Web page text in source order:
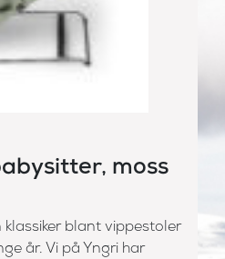
moss
blant vippestoler
år. Vi på Yngri har